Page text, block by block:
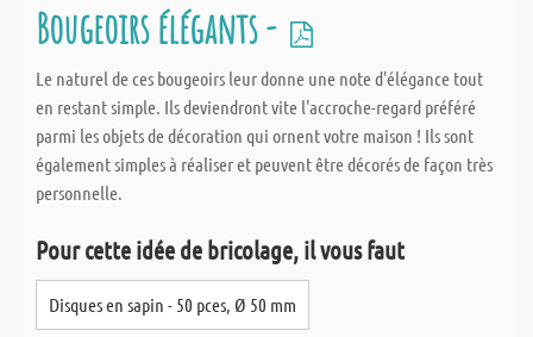
Bougeoirs élégants -
Le naturel de ces bougeoirs leur donne une note d'élégance tout
en restant simple. Ils deviendront vite l'accroche-regard préféré
parmi les objets de décoration qui ornent votre maison ! Ils sont
également simples à réaliser et peuvent être décorés de façon très
personnelle.
Pour cette idée de bricolage, il vous faut
Disques en sapin - 50 pces, Ø 50 mm